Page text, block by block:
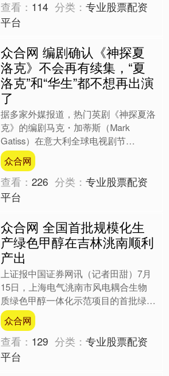
查看： 114 分类：专业股票配资
平台
众合网 编剧确认《神探夏
洛克》不会再有续集，“夏
洛克”和“华生”都不想再出演
了
据多家外媒报道，热门英剧《神探夏洛
克》的编剧马克・加蒂斯（Mark
Gatiss）在意大利全球电视剧节
（IGSF）上确认，无论是电影还是电
视剧，《神探夏洛克》都....
众合网
查看：226 分类：专业股票配资
平台
众合网 全国首批规模化生
产绿色甲醇在吉林洮南顺利
产出
上证报中国证券网讯（记者田甜）7月
15日，上海电气洮南市风电耦合生物
质绿色甲醇一体化示范项目的首批绿色
甲醇产品在吉林洮南顺利产出。该项目
首期可实现年产5万吨绿色....
众合网
查看： 129 分类：专业股票配资
平台